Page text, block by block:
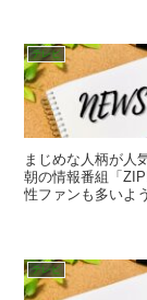
テレビ
まじめな人柄が人
朝の情報番組「
性ファンも多いよ
テレビ